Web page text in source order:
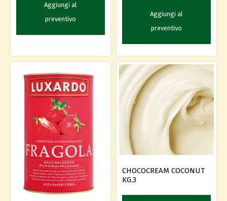
Aggiungi al
preventivo
Aggiungi al
preventivo
CHOCOCREAM COCONUT
KG.3